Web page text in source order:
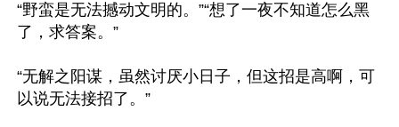
“野蛮是无法撼动文明的。”“想了一夜不知道怎么黑
了，求答案。”
“无解之阳谋，虽然讨厌小日子，但这招是高啊，可
以说无法接招了。”